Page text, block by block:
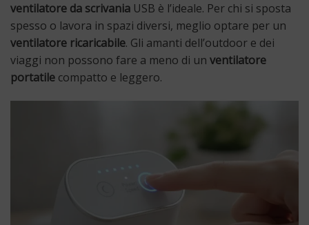
ventilatore da scrivania USB è l’ideale. Per chi si sposta
spesso o lavora in spazi diversi, meglio optare per un
ventilatore ricaricabile. Gli amanti dell’outdoor e dei
viaggi non possono fare a meno di un ventilatore
portatile compatto e leggero.